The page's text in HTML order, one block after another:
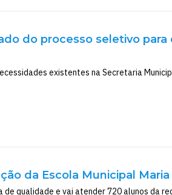
do processo seletivo
existentes na Secretaria
da Escola Municipal
qualidade e vai atender 720 alunos da